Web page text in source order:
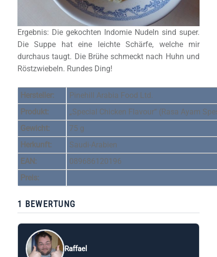
Ergebnis: Die gekochten Indomie Nudeln sind super.
Die Suppe hat eine leichte Schärfe, welche mir
durchaus taugt. Die Brühe schmeckt nach Huhn und
Röstzwiebeln. Rundes Ding!
Hersteller:
Pinehill Arabia Food Ltd.
Produkt:
„Special Chicken Flavour“ (Rasa Ayam
Gewicht:
75 g
Herkunft:
Saudi-Arabien
EAN:
089686120196
Preis:
1 BEWERTUNG
Raffael